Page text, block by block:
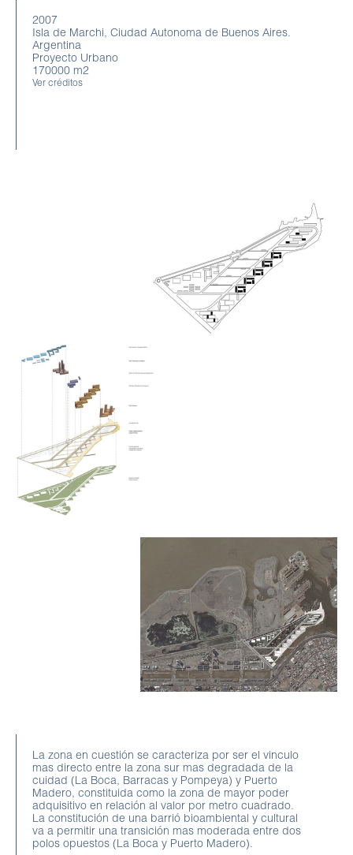
2007
Isla de Marchi, Ciudad Autonoma de Buenos Aires.
Argentina
Proyecto Urbano
170000 m2
Ver créditos
La zona en cuestión se caracteriza por ser el vinculo
mas directo entre la zona sur mas degradada de la
cuidad (La Boca, Barracas y Pompeya) y Puerto
Madero, constituida como la zona de mayor poder
adquisitivo en relación al valor por metro cuadrado.
La constitución de una barrió bioambiental y cultural
va a permitir una transición mas moderada entre dos
polos opuestos (La Boca y Puerto Madero).